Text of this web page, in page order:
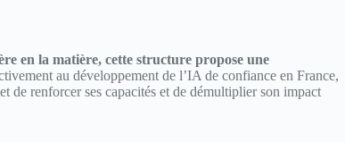
en la matière, cette structure propose une
au développement de l’IA de confiance en France,
de renforcer ses capacités et de démultiplier son impact